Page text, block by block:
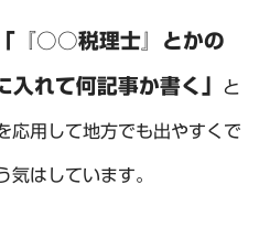
「『○○税理士』とかの
入れて何記事か書く」 と
応用して地方でも出やすくで
気はしています。